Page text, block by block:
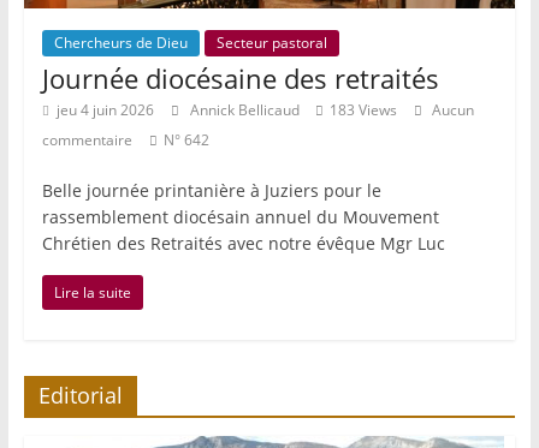
Chercheurs de Dieu Secteur pastoral
Journée diocésaine des retraités
jeu 4 juin 2026 Annick Bellicaud 183 Views
Aucun
commentaire
N° 642
Belle journée printanière à Juziers pour le
rassemblement diocésain annuel du Mouvement
Chrétien des Retraités avec notre évêque Mgr Luc
Lire la suite
Editorial